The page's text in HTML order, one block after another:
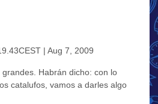
| Aug 7, 2009
Habrán dicho: con lo
catalufos, vamos a darles algo